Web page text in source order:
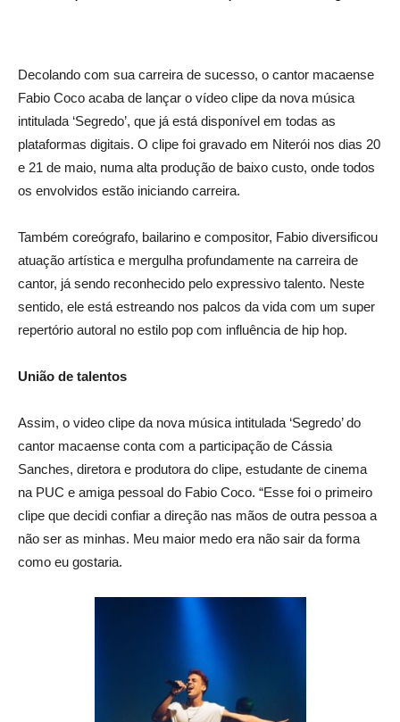
Decolando com sua carreira de sucesso, o cantor macaense
Fabio Coco acaba de lançar o vídeo clipe da nova música
intitulada ‘Segredo’, que já está disponível em todas as
plataformas digitais. O clipe foi gravado em Niterói nos dias 20
e 21 de maio, numa alta produção de baixo custo, onde todos
os envolvidos estão iniciando carreira.
Também coreógrafo, bailarino e compositor, Fabio diversificou
atuação artística e mergulha profundamente na carreira de
cantor, já sendo reconhecido pelo expressivo talento. Neste
sentido, ele está estreando nos palcos da vida com um super
repertório autoral no estilo pop com influência de hip hop.
União de talentos
Assim, o video clipe da nova música intitulada ‘Segredo’ do
cantor macaense conta com a participação de Cássia
Sanches, diretora e produtora do clipe, estudante de cinema
na PUC e amiga pessoal do Fabio Coco. “Esse foi o primeiro
clipe que decidi confiar a direção nas mãos de outra pessoa a
não ser as minhas. Meu maior medo era não sair da forma
como eu gostaria.